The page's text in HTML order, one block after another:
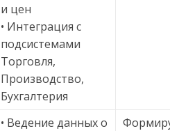
и цен
• Интеграция с
подсистемами
Торговля,
Производство,
Бухгалтерия
• Ведение данных о